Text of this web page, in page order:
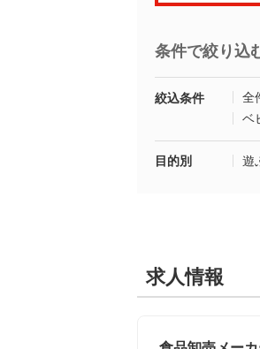
条件で絞り込
絞込条件 全
ベ
目的別 遊
求人情報